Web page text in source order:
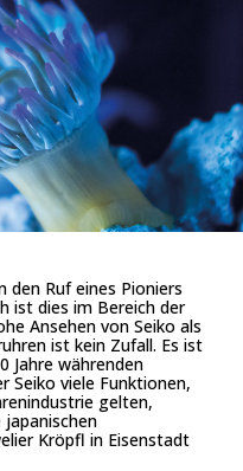
den Ruf eines Pioniers
ist dies im Bereich der
Ansehen von Seiko als
ist kein Zufall. Es ist
Jahre währenden
Seiko viele Funktionen,
gelten,
Kröpfl in Eisenstadt